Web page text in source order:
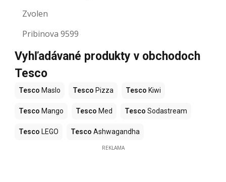
Zvolen
Pribinova 9599
Vyhľadávané produkty v obchodoch
Tesco
Tesco Maslo Tesco Pizza Tesco Kiwi
Tesco Mango Tesco Med Tesco Sodastream
Tesco LEGO Tesco Ashwagandha
REKLAMA